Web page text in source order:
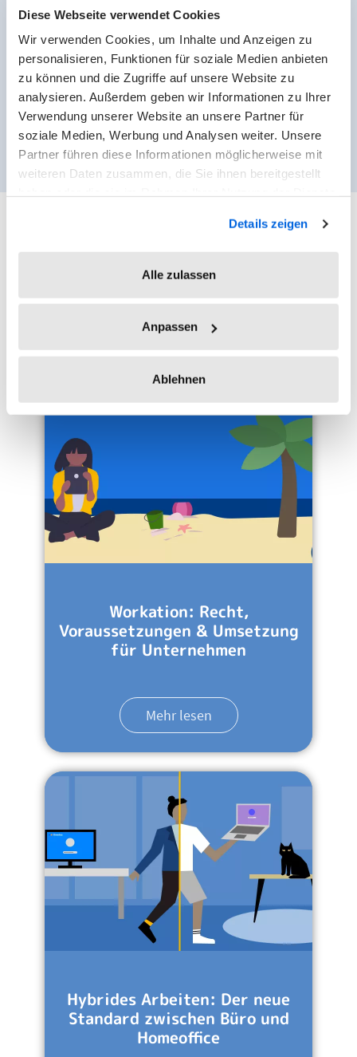
Diese Webseite verwendet Cookies
Wir verwenden Cookies, um Inhalte und Anzeigen zu
personalisieren, Funktionen für soziale Medien anbieten
zu können und die Zugriffe auf unsere Website zu
analysieren. Außerdem geben wir Informationen zu Ihrer
Verwendung unserer Website an unsere Partner für
soziale Medien, Werbung und Analysen weiter. Unsere
Partner führen diese Informationen möglicherweise mit
weiteren Daten zusammen, die Sie ihnen bereitgestellt
Details zeigen
Alle zulassen
Anpassen
Ablehnen
Deutschland:
Arbeitsstättenverordnung
(ArbStättV), § 2 Abs. 7
(Telearbeitsplätze)
Nützliche Tipps aus unserem
Blog zur Online-Zeiterfassung
Workation: Recht,
Voraussetzungen & Umsetzung
für Unternehmen
Mehr lesen
Hybrides Arbeiten: Der neue
Standard zwischen Büro und
Homeoffice